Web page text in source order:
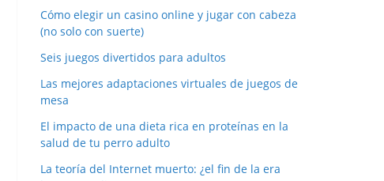
Cómo elegir un casino online y jugar con cabeza
(no solo con suerte)
Seis juegos divertidos para adultos
Las mejores adaptaciones virtuales de juegos de
mesa
El impacto de una dieta rica en proteínas en la
salud de tu perro adulto
La teoría del Internet muerto: ¿el fin de la era